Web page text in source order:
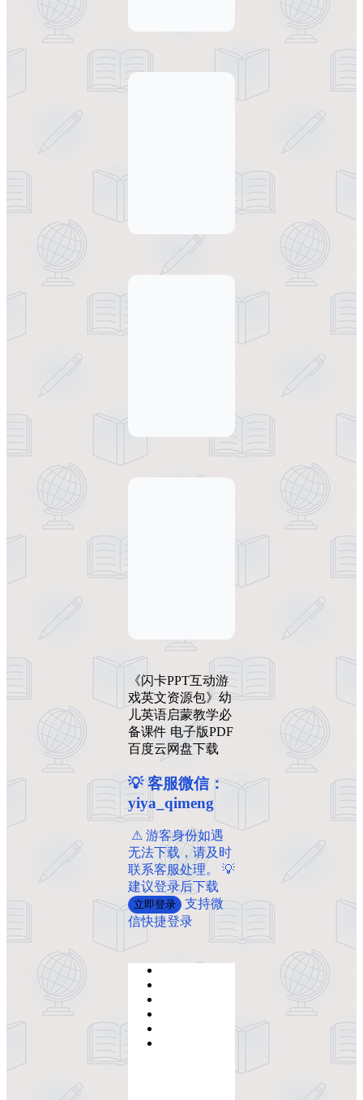
《闪卡PPT互动游
戏英文资源包》幼
儿英语启蒙教学必
备课件 电子版PDF
百度云网盘下载
💡 客服微信：
yiya_qimeng
️ ️⚠ 游客身份如遇
无法下载，请及时
联系客服处理。 💡
建议登录后下载
立即登录
支持微
信快捷登录